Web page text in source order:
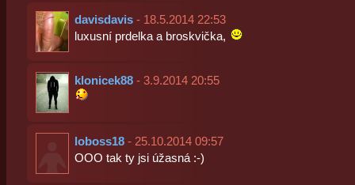
davisdavis- 18.5.2014 22:53
luxusní prdelka a broskvička,
klonicek88- 3.9.2014 20:55
loboss18- 25.10.2014 09:57
OOO tak ty jsi úžasná :-)